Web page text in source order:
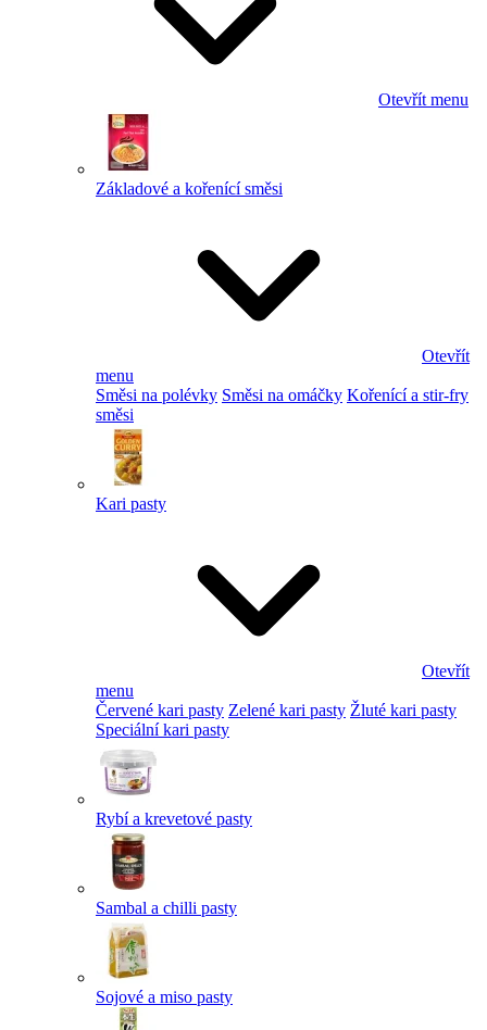
Otevřít menu
Základové a kořenící směsi
Otevřít
menu
Směsi na polévky Směsi na omáčky Kořenící a stir-fry
směsi
Kari pasty
Otevřít
menu
Červené kari pasty Zelené kari pasty Žluté kari pasty
Speciální kari pasty
Rybí a krevetové pasty
Sambal a chilli pasty
Sojové a miso pasty